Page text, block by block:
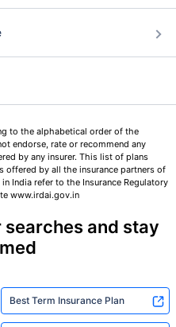
to the alphabetical order of the
endorse, rate or recommend any
by any insurer. This list of plans
offered by all the insurance partners of
India refer to the Insurance Regulatory
www.irdai.gov.in
and stay
Best Term Insurance Plan
फक्त एक पाऊल दूर आह
निवडा
किंमत आहे — धूम्रपान न करणाऱ्या, कोणतेही पूर्व-विद्यमान
महिना, 1 कोटीच्या टर्म लाइफ विम्यासाठी सुरुवातीची किंमत
व्यक्तीसाठी, 46 वर्षे वयापर्यंत कव्हर। *₹1,376 प्रति
न करणाऱ्या, कोणतेही पूर्व-विद्यमान आजार नसलेल्या